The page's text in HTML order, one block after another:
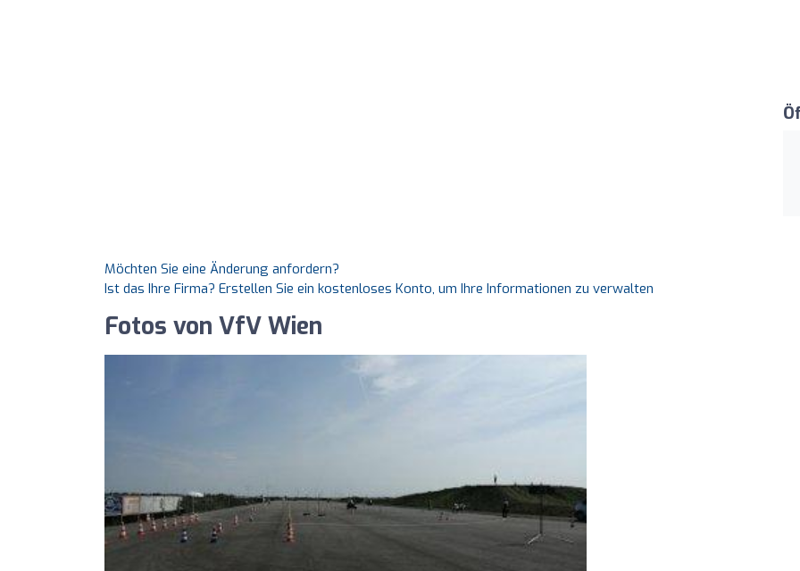
Möchten Sie eine Änderung anfordern?
Ist das Ihre Firma? Erstellen Sie ein kostenloses Konto, um Ihre Informationen zu verwalten
Fotos von VfV Wien